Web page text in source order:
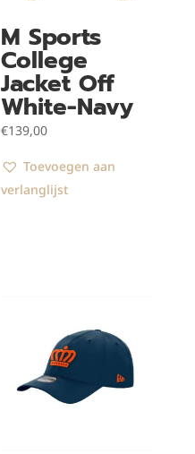
M Sports
College
Jacket Off
White-Navy
€139,00
Toevoegen aan
verlanglijst